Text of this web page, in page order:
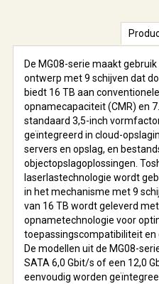
De MG08-serie maakt
ontwerp met 9 schijven dat
biedt 16 TB aan
opnamecapaciteit (CMR) en
standaard 3,5-inch
geïntegreerd in cloud-
servers en opslag, en
objectopslagoplossingen.
laserlastechnologie wordt
in het mechanisme met 9
van 16 TB wordt geleverd
opnametechnologie voor
toepassingscompatibiliteit en
De modellen uit de MG08-
SATA 6,0 Gbit/s of een 12,0
eenvoudig worden